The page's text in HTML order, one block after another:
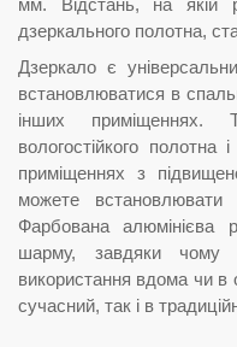
мм. Відстань, на якій
дзеркального полотна,
Дзеркало є
встановлюватися в
інших приміщеннях.
вологостійкого полотна
приміщеннях з
можете
Фарбована алюмінієва
шарму, завдяки чому
використання вдома чи в
сучасний, так і в